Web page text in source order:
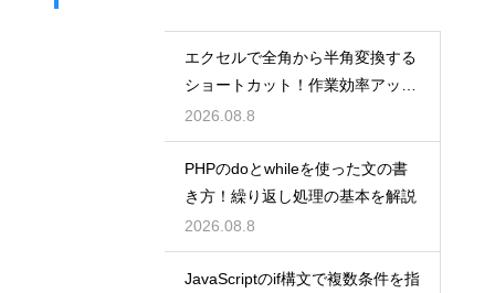
エクセルで全角から半角変換する
ショートカット！作業効率アップ
術
2026.08.8
PHPのdoとwhileを使った文の書
き方！繰り返し処理の基本を解説
2026.08.8
JavaScriptのif構文で複数条件を指